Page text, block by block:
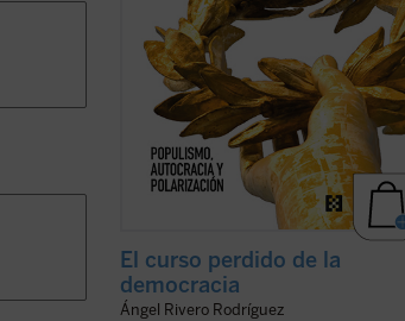
El curso perdido de la
democracia
Ángel Rivero Rodríguez